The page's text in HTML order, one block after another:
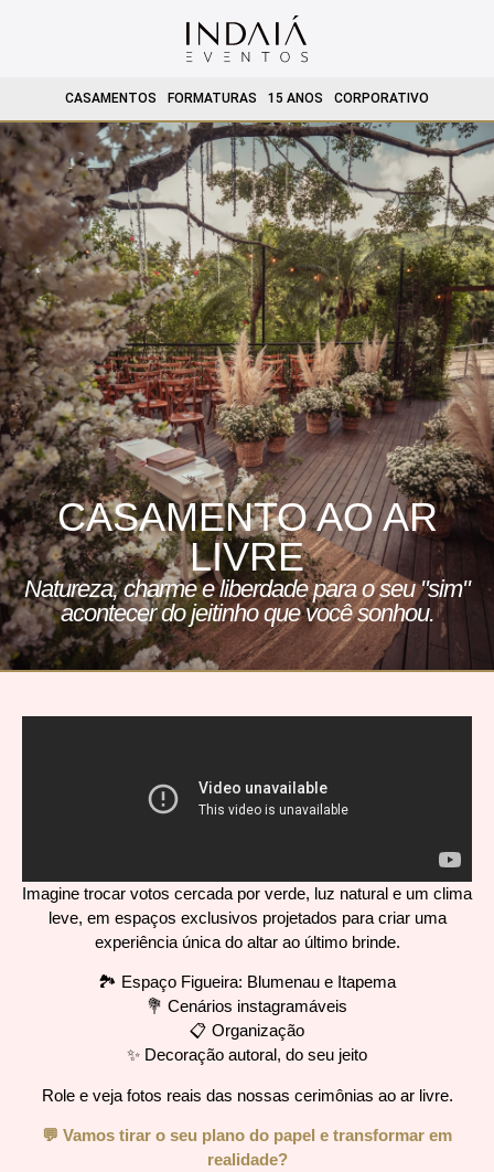
CASAMENTOS FORMATURAS 15 ANOS CORPORATIVO
CASAMENTO AO AR
LIVRE
Natureza, charme e liberdade para o seu "sim"
acontecer do jeitinho que você sonhou.
Imagine trocar votos cercada por verde, luz natural e um clima
leve, em espaços exclusivos projetados para criar uma
experiência única do altar ao último brinde.
🏞️ Espaço Figueira: Blumenau e Itapema
💐 Cenários instagramáveis
📋 Organização
✨ Decoração autoral, do seu jeito
Role e veja fotos reais das nossas cerimônias ao ar livre.
💬 Vamos tirar o seu plano do papel e transformar em
realidade?